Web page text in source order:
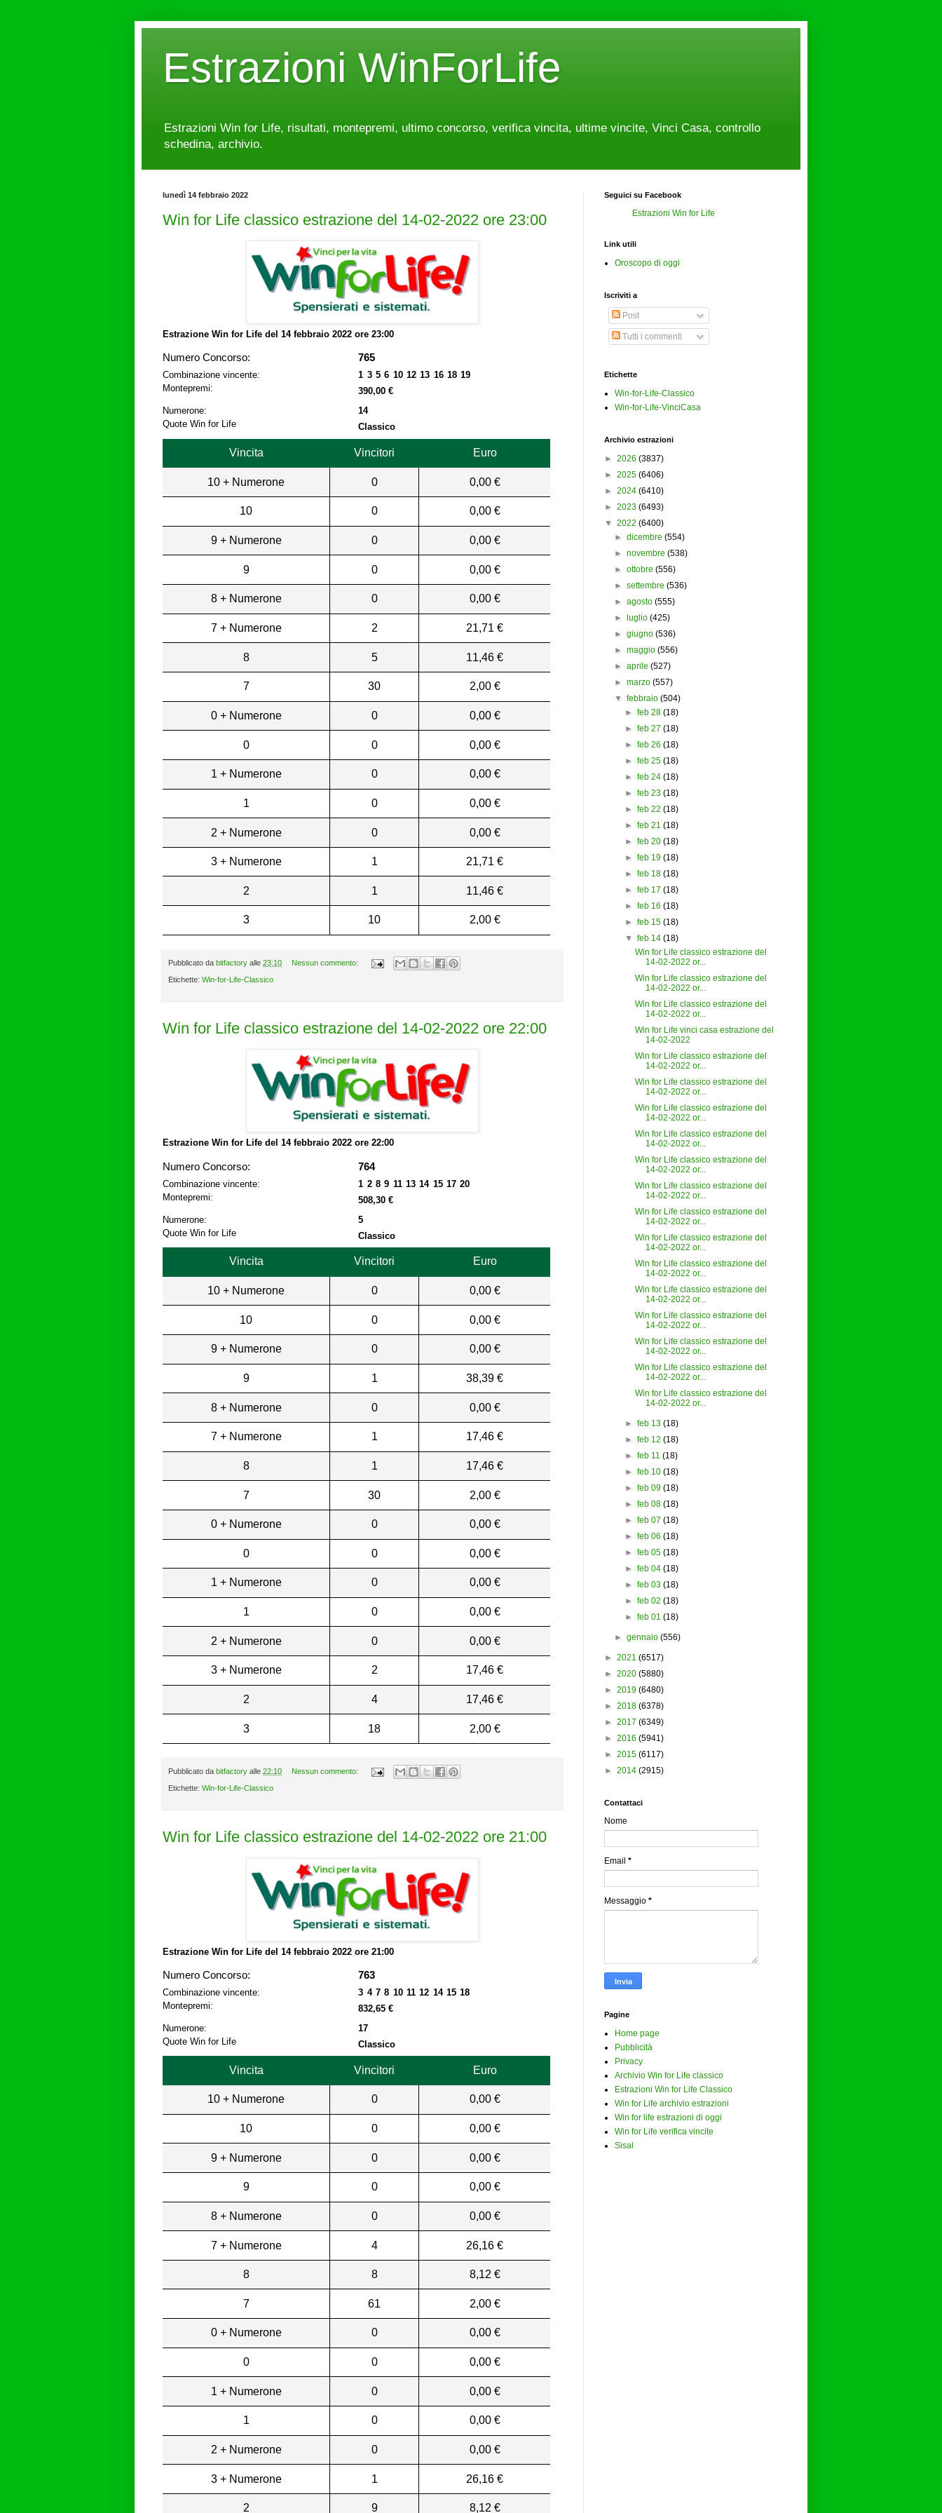
Estrazioni WinForLife
Estrazioni Win for Life, risultati, montepremi, ultimo concorso, verifica vincita, ultime vincite, Vinci Casa, controllo
schedina, archivio.
lunedì 14 febbraio 2022
Win for Life classico estrazione del 14-02-2022 ore 23:00
Estrazione Win for Life del 14 febbraio 2022 ore 23:00
Numero Concorso: 765
Combinazione vincente:
1 3 5 6 10 12 13 16 18 19
Montepremi:
390,00 €
Numerone:
14
Quote Win for Life
Classico
Vincita Vincitori Euro
10 + Numerone 0 0,00 €
10 0 0,00 €
9 + Numerone 0 0,00 €
9 0 0,00 €
8 + Numerone 0 0,00 €
7 + Numerone 2 21,71 €
8 5 11,46 €
7 30 2,00 €
0 + Numerone 0 0,00 €
0 0 0,00 €
1 + Numerone 0 0,00 €
1 0 0,00 €
2 + Numerone 0 0,00 €
3 + Numerone 1 21,71 €
2 1 11,46 €
3 10 2,00 €
Pubblicato da bitfactory alle 23:10 Nessun commento:
Etichette: Win-for-Life-Classico
Win for Life classico estrazione del 14-02-2022 ore 22:00
Estrazione Win for Life del 14 febbraio 2022 ore 22:00
Numero Concorso: 764
Combinazione vincente:
1 2 8 9 11 13 14 15 17 20
Montepremi:
508,30 €
Numerone:
5
Quote Win for Life
Classico
Vincita Vincitori Euro
10 + Numerone 0 0,00 €
10 0 0,00 €
9 + Numerone 0 0,00 €
9 1 38,39 €
8 + Numerone 0 0,00 €
7 + Numerone 1 17,46 €
8 1 17,46 €
7 30 2,00 €
0 + Numerone 0 0,00 €
0 0 0,00 €
1 + Numerone 0 0,00 €
1 0 0,00 €
2 + Numerone 0 0,00 €
3 + Numerone 2 17,46 €
2 4 17,46 €
3 18 2,00 €
Pubblicato da bitfactory alle 22:10 Nessun commento:
Etichette: Win-for-Life-Classico
Win for Life classico estrazione del 14-02-2022 ore 21:00
Estrazione Win for Life del 14 febbraio 2022 ore 21:00
Numero Concorso: 763
Combinazione vincente:
3 4 7 8 10 11 12 14 15 18
Montepremi:
832,65 €
Numerone:
17
Quote Win for Life
Classico
Vincita Vincitori Euro
10 + Numerone 0 0,00 €
10 0 0,00 €
9 + Numerone 0 0,00 €
9 0 0,00 €
8 + Numerone 0 0,00 €
7 + Numerone 4 26,16 €
8 8 8,12 €
7 61 2,00 €
0 + Numerone 0 0,00 €
0 0 0,00 €
1 + Numerone 0 0,00 €
1 0 0,00 €
2 + Numerone 0 0,00 €
3 + Numerone 1 26,16 €
2 9 8,12 €
Seguici su Facebook
Estrazioni Win for Life
Link utili
Oroscopo di oggi
Iscriviti a
Post
Tutti i commenti
Etichette
Win-for-Life-Classico
Win-for-Life-VinciCasa
Archivio estrazioni
► 2026 (3837)
► 2025 (6406)
► 2024 (6410)
► 2023 (6493)
▼ 2022 (6400)
►dicembre (554)
►novembre (538)
►ottobre (556)
►settembre (536)
►agosto (555)
►
luglio (425)
►giugno (536)
►maggio (556)
►aprile (527)
►marzo (557)
▼ febbraio (504)
► feb 28 (18)
► feb 27 (18)
► feb 26 (18)
► feb 25 (18)
► feb 24 (18)
► feb 23 (18)
► feb 22 (18)
► feb 21 (18)
► feb 20 (18)
► feb 19 (18)
► feb 18 (18)
► feb 17 (18)
► feb 16 (18)
► feb 15 (18)
▼ feb 14 (18)
Win for Life classico estrazione del
14-02-2022 or...
Win for Life classico estrazione del
14-02-2022 or...
Win for Life classico estrazione del
14-02-2022 or...
Win for Life vinci casa estrazione del
14-02-2022
Win for Life classico estrazione del
14-02-2022 or...
Win for Life classico estrazione del
14-02-2022 or...
Win for Life classico estrazione del
14-02-2022 or...
Win for Life classico estrazione del
14-02-2022 or...
Win for Life classico estrazione del
14-02-2022 or...
Win for Life classico estrazione del
14-02-2022 or...
Win for Life classico estrazione del
14-02-2022 or...
Win for Life classico estrazione del
14-02-2022 or...
Win for Life classico estrazione del
14-02-2022 or...
Win for Life classico estrazione del
14-02-2022 or...
Win for Life classico estrazione del
14-02-2022 or...
Win for Life classico estrazione del
14-02-2022 or...
Win for Life classico estrazione del
14-02-2022 or...
Win for Life classico estrazione del
14-02-2022 or...
► feb 13 (18)
► feb 12 (18)
► feb 11 (18)
► feb 10 (18)
► feb 09 (18)
► feb 08 (18)
► feb 07 (18)
► feb 06 (18)
► feb 05 (18)
► feb 04 (18)
► feb 03 (18)
► feb 02 (18)
► feb 01 (18)
►gennaio (556)
► 2021 (6517)
► 2020 (5880)
► 2019 (6480)
► 2018 (6378)
► 2017 (6349)
► 2016 (5941)
► 2015 (6117)
► 2014 (2915)
Contattaci
Nome
Email *
Messaggio *
Pagine
Home page
Pubblicità
Privacy
Archivio Win for Life classico
Estrazioni Win for Life Classico
Win for Life archivio estrazioni
Win for life estrazioni di oggi
Win for Life verifica vincite
Sisal